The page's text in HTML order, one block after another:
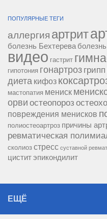
ПОПУЛЯРНЫЕ ТЕГИ
аллергия артрит
болезнь Бехтерева
видео гастрит
гипотония гонартроз грипп
диета кифоз
мастопатия мениск
орви остеопороз
повреждения менисков
полиостеоартроз причины
ревматическая
сколиоз стресс суставной
циститэпикондилит
ЕЩЁ